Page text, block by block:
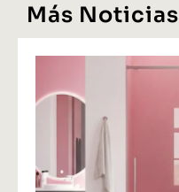
Más Noticias